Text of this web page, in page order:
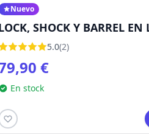
Nuevo
SHOCK Y BARREL EN
- DISNEY
5.0(2)
€
En stock